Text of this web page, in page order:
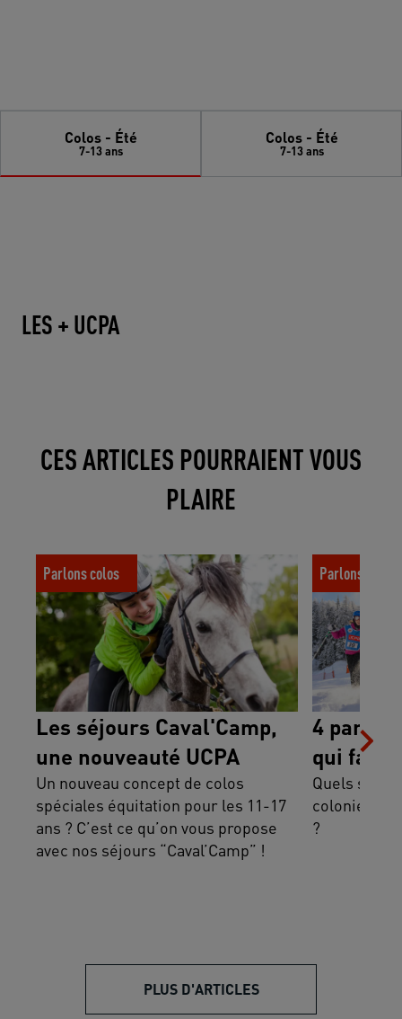
Colos - Été
7-13 ans
Colos - Été
7-13 ans
LES + UCPA
CES ARTICLES POURRAIENT VOUS
PLAIRE
Les séjours Caval'Camp, une nouveauté
UCPA
Parlons colos
Les séjours Caval'Camp,
une nouveauté UCPA
Un nouveau concept de colos
spéciales équitation pour les 11-17
ans ? C’est ce qu’on vous propose
avec nos séjours “Caval’Camp” !
4 partis pris
grandir
Parlons colos
4 partis
qui fait
Quels sont
colonie de
?
PLUS D'ARTICLES